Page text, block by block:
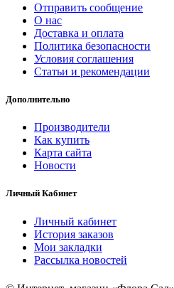
Отправить сообщение
О нас
Доставка и оплата
Политика безопасности
Условия соглашения
Статьи и рекомендации
Дополнительно
Производители
Как купить
Карта сайта
Новости
Личный Кабинет
Личный кабинет
История заказов
Мои закладки
Рассылка новостей